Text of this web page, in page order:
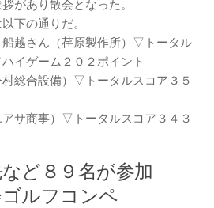
があり散会となった。
下の通りだ。
船越さん（荏原製作所）▽トータル
イゲーム２０２ポイント
村総合設備）▽トータルスコア３５
アサ商事）▽トータルスコア３４３
ど８９名が参加
ルフコンペ